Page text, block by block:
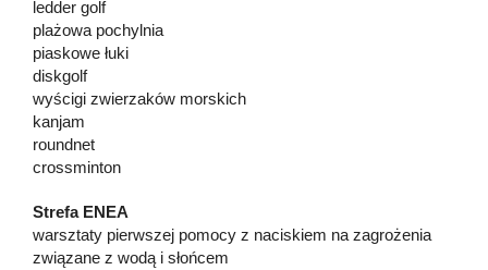
ledder golf
plażowa pochylnia
piaskowe łuki
diskgolf
wyścigi zwierzaków morskich
kanjam
roundnet
crossminton
Strefa ENEA
warsztaty pierwszej pomocy z naciskiem na zagrożenia
związane z wodą i słońcem